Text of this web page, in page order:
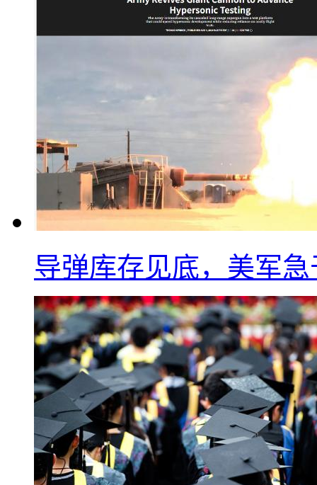
导弹库存见底，美军